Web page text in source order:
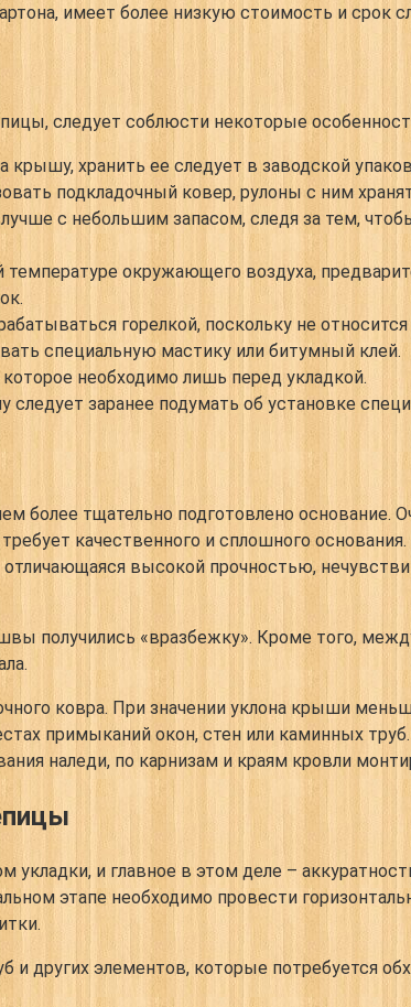
имеет более низкую стоимость и срок
следует соблюсти некоторые
хранить ее следует в заводской
подкладочный ковер, рулоны с ним
с небольшим запасом, следя за тем,
окружающего воздуха,
горелкой, поскольку не
специальную мастику или битумный клей.
необходимо лишь перед укладкой.
заранее подумать об установке
более тщательно подготовлено основание.
качественного и сплошного
высокой прочностью,
получились «вразбежку». Кроме того,
ковра. При значении уклона крыши
примыканий окон, стен или каминных
наледи, по карнизам и краям кровли
укладки, и главное в этом деле –
этапе необходимо провести
и других элементов, которые потребуется